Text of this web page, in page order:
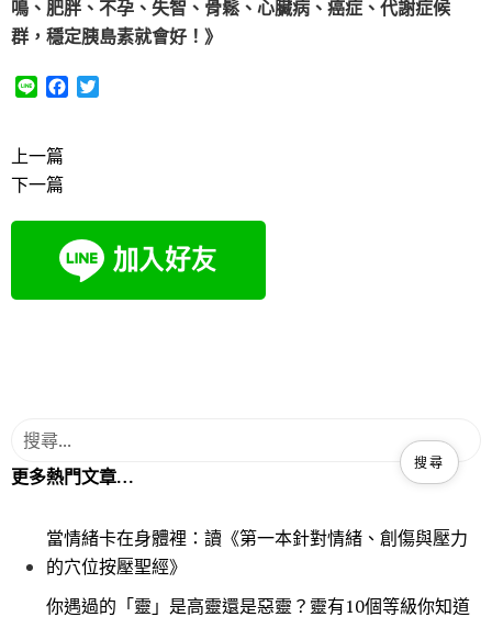
鳴、肥胖、不孕、失智、骨鬆、心臟病、癌症、代謝症候
群，穩定胰島素就會好！》
e
o
k
r
上一篇
下一篇
更多熱門文章…
當情緒卡在身體裡：讀《第一本針對情緒、創傷與壓力
的穴位按壓聖經》
你遇過的「靈」是高靈還是惡靈？靈有10個等級你知道